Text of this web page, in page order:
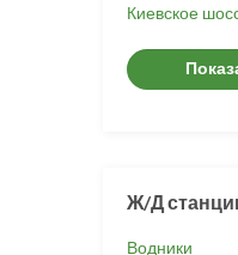
Киевское
Ж/Д
Водники